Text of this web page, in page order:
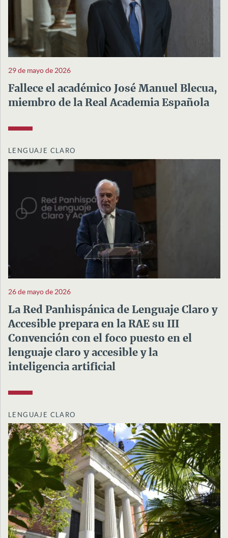
29 de mayo de 2026
Fallece el académico José Manuel Blecua,
miembro de la Real Academia Española
LENGUAJE CLARO
26 de mayo de 2026
La Red Panhispánica de Lenguaje Claro y
Accesible prepara en la RAE su III
Convención con el foco puesto en el
lenguaje claro y accesible y la
inteligencia artificial
LENGUAJE CLARO